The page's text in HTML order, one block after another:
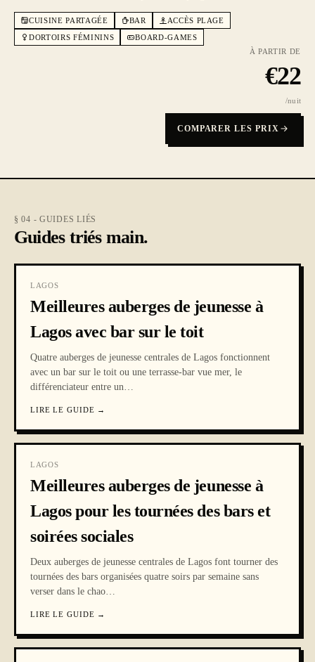
CUISINE PARTAGÉE BAR
ACCÈS PLAGE
DORTOIRS FÉMININS
BOARD-GAMES
À PARTIR DE
€22
/nuit
COMPARER LES PRIX
§ 04 - GUIDES LIÉS
Guides triés main.
LAGOS
Meilleures auberges de jeunesse à
Lagos avec bar sur le toit
Quatre auberges de jeunesse centrales de Lagos fonctionnent
avec un bar sur le toit ou une terrasse-bar vue mer, le
différenciateur entre un…
LIRE LE GUIDE →
LAGOS
Meilleures auberges de jeunesse à
Lagos pour les tournées des bars et
soirées sociales
Deux auberges de jeunesse centrales de Lagos font tourner des
tournées des bars organisées quatre soirs par semaine sans
verser dans le chao…
LIRE LE GUIDE →